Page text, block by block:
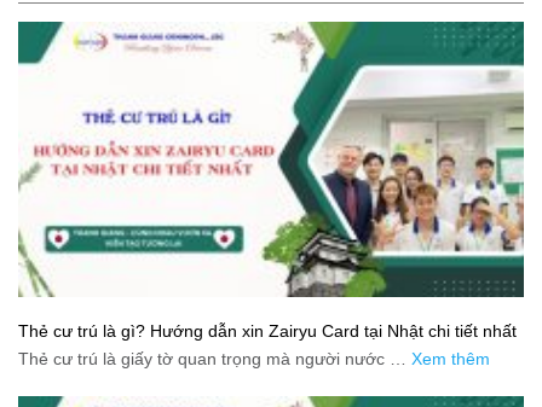
Thẻ cư trú là gì? Hướng dẫn xin Zairyu Card tại Nhật chi tiết nhất
Thẻ cư trú là giấy tờ quan trọng mà người nước … Xem thêm